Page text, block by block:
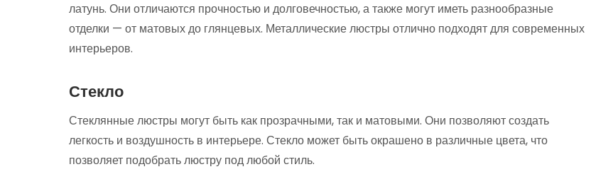
латунь. Они отличаются прочностью и долговечностью, а также могут иметь разнообразные
отделки — от матовых до глянцевых. Металлические люстры отлично подходят для современных
интерьеров.
Стекло
Стеклянные люстры могут быть как прозрачными, так и матовыми. Они позволяют создать
легкость и воздушность в интерьере. Стекло может быть окрашено в различные цвета, что
позволяет подобрать люстру под любой стиль.